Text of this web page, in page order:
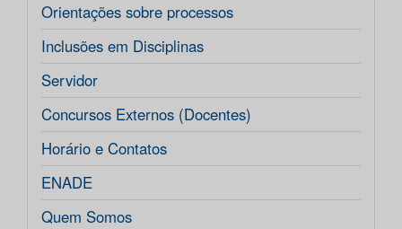
Orientações sobre processos
Inclusões em Disciplinas
Servidor
Concursos Externos (Docentes)
Horário e Contatos
ENADE
Quem Somos